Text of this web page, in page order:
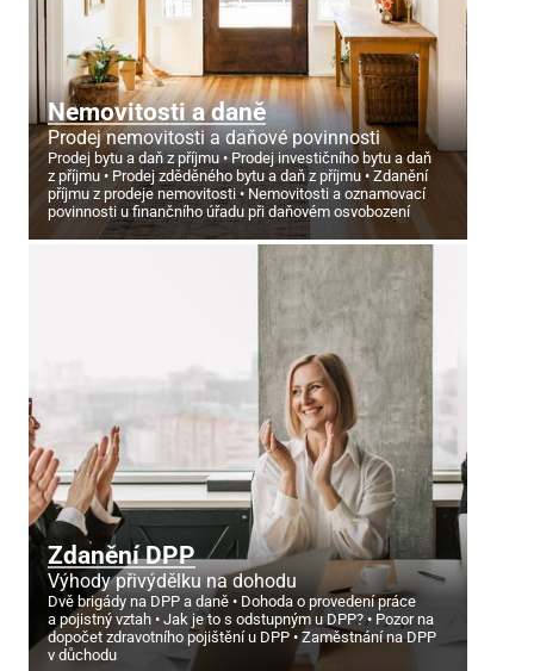
Nemovitosti a daně
Prodej nemovitosti a daňové povinnosti
Prodej bytu a daň z příjmu
Prodej investičního bytu a daň
z příjmu
Prodej zděděného bytu a daň z příjmu
Zdanění
příjmu z prodeje nemovitosti
Nemovitosti a oznamovací
povinnosti u finančního úřadu při daňovém osvobození
Zdanění DPP
Výhody přivýdělku na dohodu
Dvě brigády na DPP a daně
Dohoda o provedení práce
a pojistný vztah
Jak je to s odstupným u DPP?
Pozor na
dopočet zdravotního pojištění u DPP
Zaměstnání na DPP
v důchodu